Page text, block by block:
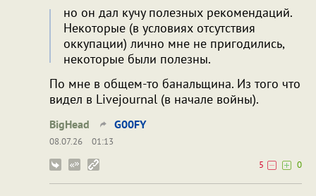
но он дал кучу полезных рекомендаций.
Некоторые (в условиях отсутствия
оккупации) лично мне не пригодились,
некоторые были полезны.
По мне в общем-то банальщина. Из того что
видел в Livejournal (в начале войны).
BigHead G00FY
08.07.26
01:13
5
0